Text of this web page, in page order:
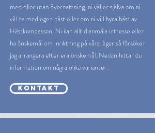
med eller utan övernattning, ni väljer själva om ni
vill ha med egen häst eller om ni vill hyra häst av
Hästkompassen. Ni kan alltid anmäla intresse eller
ha önskemål om inriktning på våra läger så försöker
jag arrangera efter era önskemål. Nedan hittar du
information om några olika varianter:
KONTAKT